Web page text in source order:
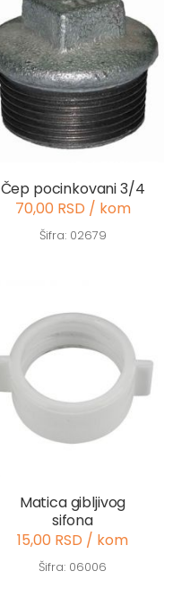
Čep pocinkovani 3/4
70,00 RSD / kom
Šifra: 02679
Matica gibljivog
sifona
15,00 RSD / kom
Šifra: 06006